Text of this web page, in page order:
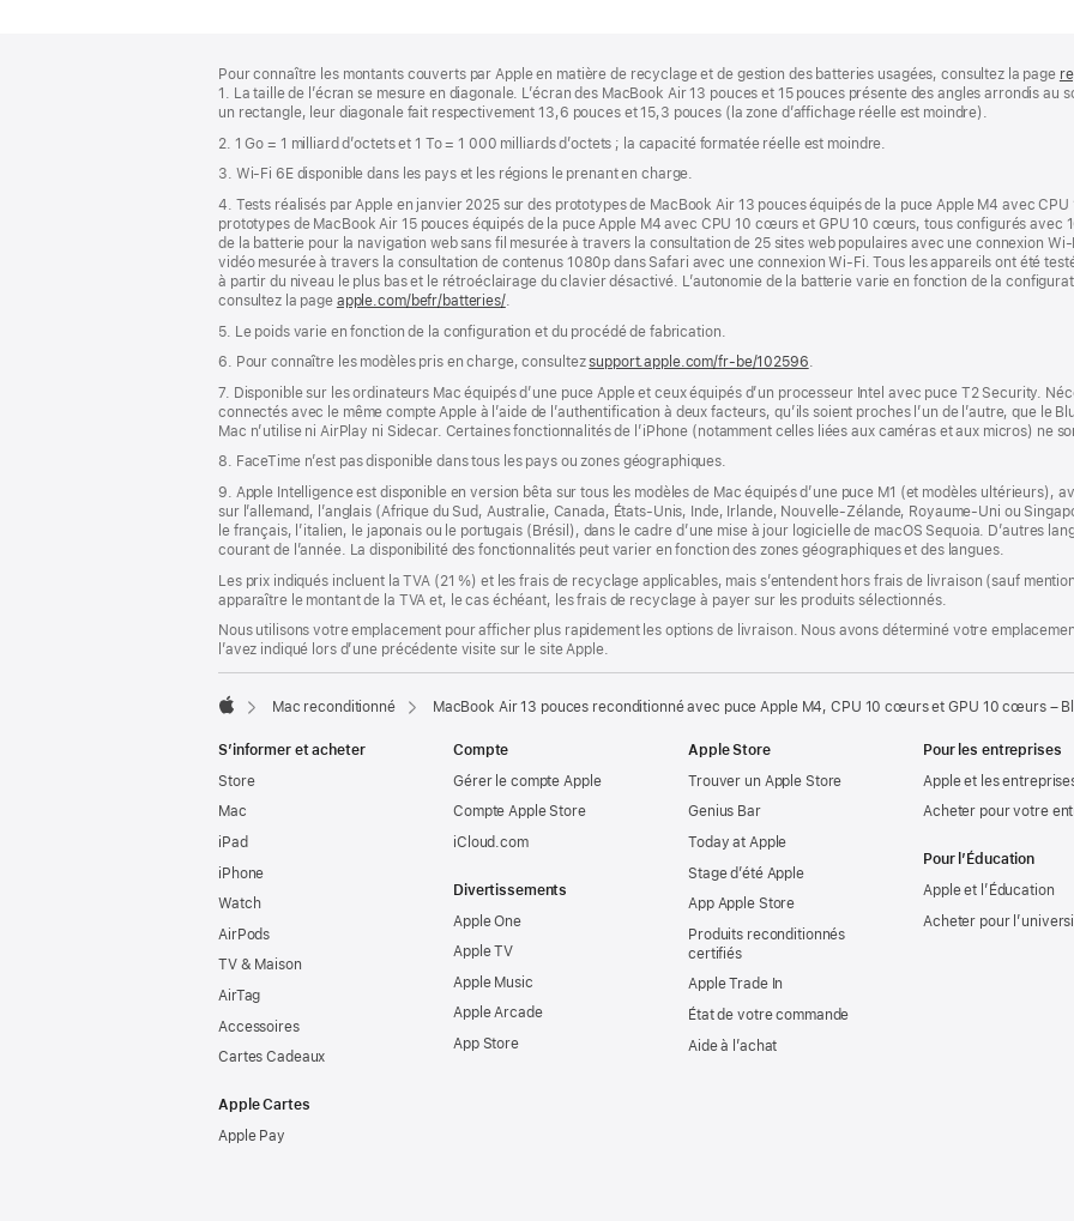
de
page
de
bas
page
Pour connaître les montants couverts par Apple en matière de recyclage et de gestion des batteries usagées, consultez la page
1. La taille de l’écran se mesure en diagonale. L’écran des MacBook Air 13 pouces et 15 pouces présente des angles arrondis au
un rectangle, leur diagonale fait respectivement 13,6 pouces et 15,3 pouces (la zone d’affichage réelle est moindre).
2. 1 Go = 1 milliard d’octets et 1 To = 1 000 milliards d’octets ; la capacité formatée réelle est moindre.
3. Wi-Fi 6E disponible dans les pays et les régions le prenant en charge.
4. Tests réalisés par Apple en janvier 2025 sur des prototypes de MacBook Air 13 pouces équipés de la puce Apple M4 avec
prototypes de MacBook Air 15 pouces équipés de la puce Apple M4 avec CPU 10 cœurs et GPU 10 cœurs, tous configurés avec
de la batterie pour la navigation web sans fil mesurée à travers la consultation de 25 sites web populaires avec une connexion
vidéo mesurée à travers la consultation de contenus 1080p dans Safari avec une connexion Wi-Fi. Tous les appareils ont été
à partir du niveau le plus bas et le rétroéclairage du clavier désactivé. L’autonomie de la batterie varie en fonction de la
consultez la page apple.com/befr/batteries/.
5. Le poids varie en fonction de la configuration et du procédé de fabrication.
6. Pour connaître les modèles pris en charge, consultezsupport.apple.com/fr-be/102596.
7. Disponible sur les ordinateurs Mac équipés d’une puce Apple et ceux équipés d’un processeur Intel avec puce T2 Security.
connectés avec le même compte Apple à l’aide de l’authentification à deux facteurs, qu’ils soient proches l’un de l’autre, que le
Mac n’utilise ni AirPlay ni Sidecar. Certaines fonctionnalités de l’iPhone (notamment celles liées aux caméras et aux micros) ne
8. FaceTime n’est pas disponible dans tous les pays ou zones géographiques.
9. Apple Intelligence est disponible en version bêta sur tous les modèles de Mac équipés d’une puce M1 (et modèles ultérieurs),
sur l’allemand, l’anglais (Afrique du Sud, Australie, Canada, États-Unis, Inde, Irlande, Nouvelle-Zélande, Royaume-Uni ou
le français, l’italien, le japonais ou le portugais (Brésil), dans le cadre d’une mise à jour logicielle de macOS Sequoia. D’autres
courant de l’année. La disponibilité des fonctionnalités peut varier en fonction des zones géographiques et des langues.
Les prix indiqués incluent la TVA (21 %) et les frais de recyclage applicables, mais s’entendent hors frais de livraison (sauf
apparaître le montant de la TVA et, le cas échéant, les frais de recyclage à payer sur les produits sélectionnés.
Nous utilisons votre emplacement pour afficher plus rapidement les options de livraison. Nous avons déterminé votre
l’avez indiqué lors d’une précédente visite sur le site Apple.
Mac reconditionné MacBook Air 13 pouces reconditionné avec puce Apple M4, CPU 10 cœurs et GPU 10 cœurs –
S’informer et acheter
Store
Mac
iPad
iPhone
Watch
AirPods
TV & Maison
AirTag
Accessoires
Cartes Cadeaux
Apple Cartes
Apple Pay
Compte
Gérer le compte Apple
Compte Apple Store
iCloud.com
Divertissements
Apple One
Apple TV
Apple Music
Apple Arcade
App Store
Apple Store
Trouver un Apple Store
Genius Bar
Today at Apple
Stage d’été Apple
App Apple Store
Produits reconditionnés
certifiés
Apple Trade In
État de votre commande
Aide à l’achat
Pour les entreprises
Apple et les
Acheter pour votre
Pour l’Éducation
Apple et l’Éducation
Acheter pour